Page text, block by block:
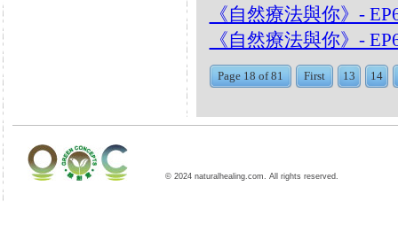
《自然療法與你》-
《自然療法與你》-
Page 18 of 81 First 13 14
© 2024 naturalhealing.com. All rights reserved.